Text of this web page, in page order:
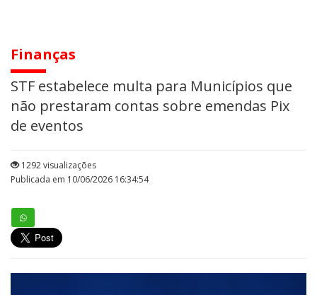
Finanças
STF estabelece multa para Municípios que
não prestaram contas sobre emendas Pix
de eventos
1292 visualizações
Publicada em 10/06/2026 16:34:54